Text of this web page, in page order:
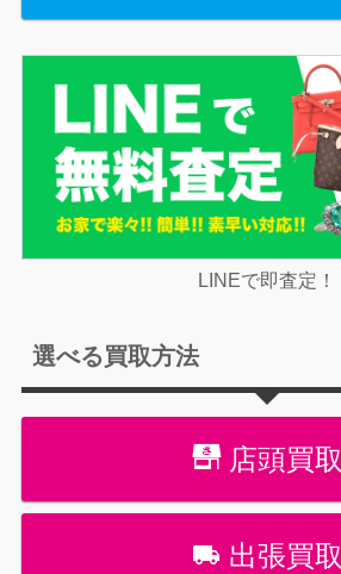
LINEで即査定！
選べる買取方法
店頭買取
出張買取